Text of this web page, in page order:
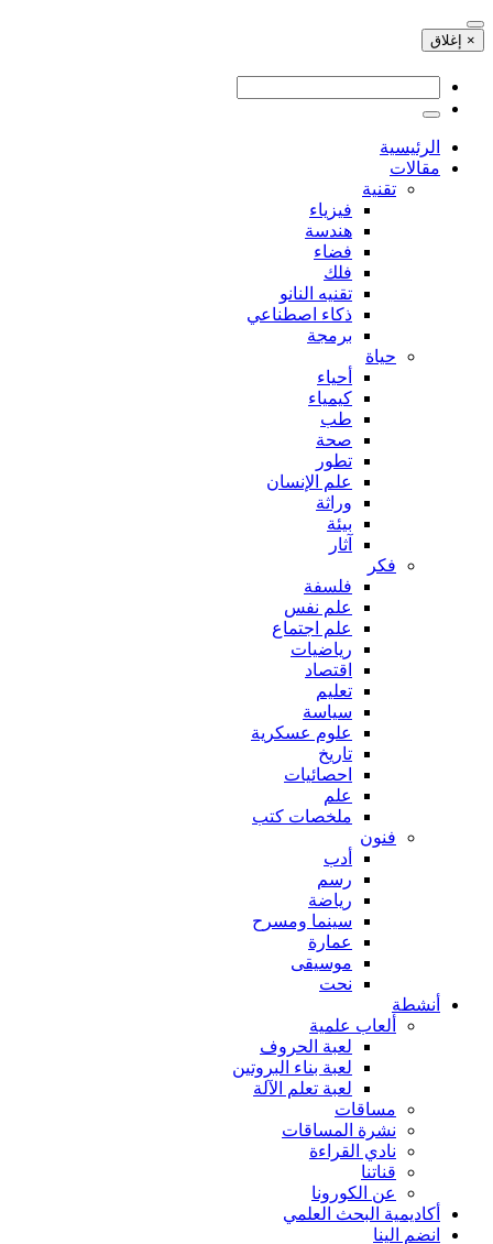
× إغلاق
الرئيسية
مقالات
تقنية
فيزياء
هندسة
فضاء
فلك
تقنيه النانو
ذكاء اصطناعي
برمجة
حياة
أحياء
كيمياء
طب
صحة
تطور
علم الإنسان
وراثة
بيئة
آثار
فكر
فلسفة
علم نفس
علم اجتماع
رياضيات
اقتصاد
تعليم
سياسة
علوم عسكرية
تاريخ
احصائيات
علم
ملخصات كتب
فنون
أدب
رسم
رياضة
سينما ومسرح
عمارة
موسيقى
نحت
أنشطة
ألعاب علمية
لعبة الحروف
لعبة بناء البروتين
لعبة تعلم الآلة
مساقات
نشرة المساقات
نادي القراءة
قناتنا
عن الكورونا
أكاديمية البحث العلمي
انضم الينا